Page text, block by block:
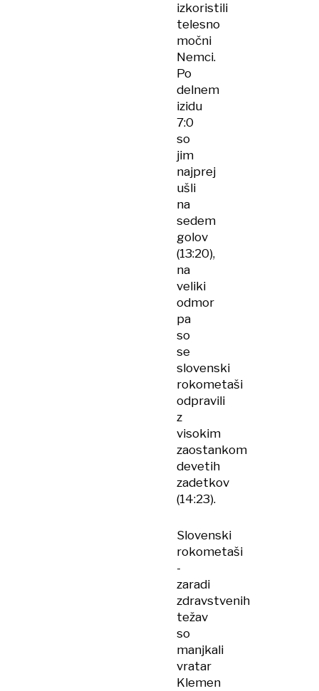
izkoristili
telesno
močni
Nemci.
Po
delnem
izidu
7:0
so
jim
najprej
ušli
na
sedem
golov
(13:20),
na
veliki
odmor
pa
so
se
slovenski
rokometaši
odpravili
z
visokim
zaostankom
devetih
zadetkov
(14:23).
Slovenski
rokometaši
-
zaradi
zdravstvenih
težav
so
manjkali
vratar
Klemen